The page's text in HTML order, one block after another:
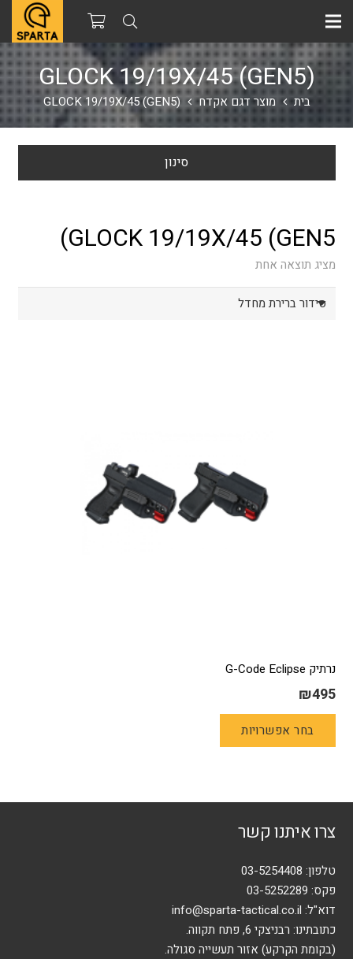
GLOCK 19/19X/45 (GEN5)
בית מוצר דגם אקדח GLOCK 19/19X/45 (GEN5)
GLOCK 19/19X/45 (GEN5)
מציג תוצאה אחת
נרתיק G-Code Eclipse
₪495
בחר אפשרויות
המוצר
סינון
צרו איתנו קשר
טלפון: 03-5254408
פקס: 03-5252289
דוא"ל: info@sparta-tactical.co.il
כתובתינו: רבניצקי 6, פתח תקווה.
(בקומת הקרקע) אזור תעשייה סגולה.